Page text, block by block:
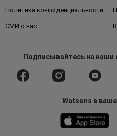
Политика конфиденциальности
СМИ о нас
Подписывайтесьна наши
Watsons в